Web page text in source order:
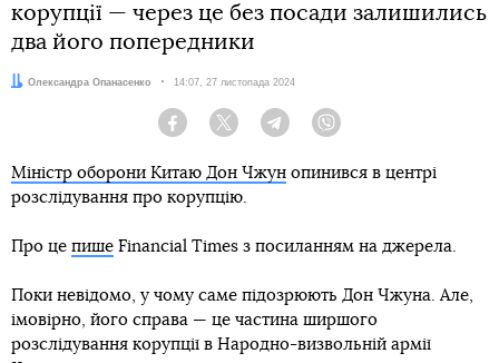
корупції — через це без посади залишились
два його попередники
Автор:
Олександра Опанасенко Дата:
14:07, 27 листопада 2024
Facebook Twitter Telegram
Міністр оборони Китаю Дон Чжун опинився в центрі
розслідування про корупцію.
Про це пише Financial Times з посиланням на джерела.
Поки невідомо, у чому саме підозрюють Дон Чжуна. Але,
імовірно, його справа — це частина ширшого
розслідування корупції в Народно-визвольній армії